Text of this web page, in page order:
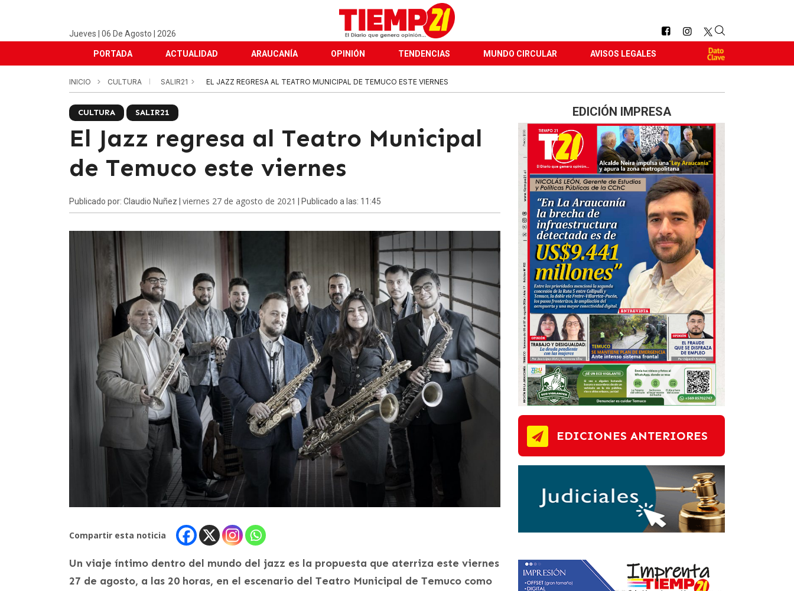
Jueves | 06 De Agosto | 2026
PORTADA ACTUALIDAD ARAUCANÍA OPINIÓN TENDENCIAS MUNDO CIRCULAR AVISOS LEGALES
INICIO CULTURA SALIR21 EL JAZZ REGRESA AL TEATRO MUNICIPAL DE TEMUCO ESTE VIERNES
CULTURA SALIR21
El Jazz regresa al Teatro Municipal
de Temuco este viernes
Publicado por: Claudio Nuñez | viernes 27 de agosto de 2021 | Publicado a las: 11:45
Compartir esta noticia
Un viaje íntimo dentro del mundo del jazz es la propuesta que aterriza este viernes
27 de agosto, a las 20 horas, en el escenario del Teatro Municipal de Temuco como
EDICIÓN IMPRESA
EDICIONES ANTERIORES